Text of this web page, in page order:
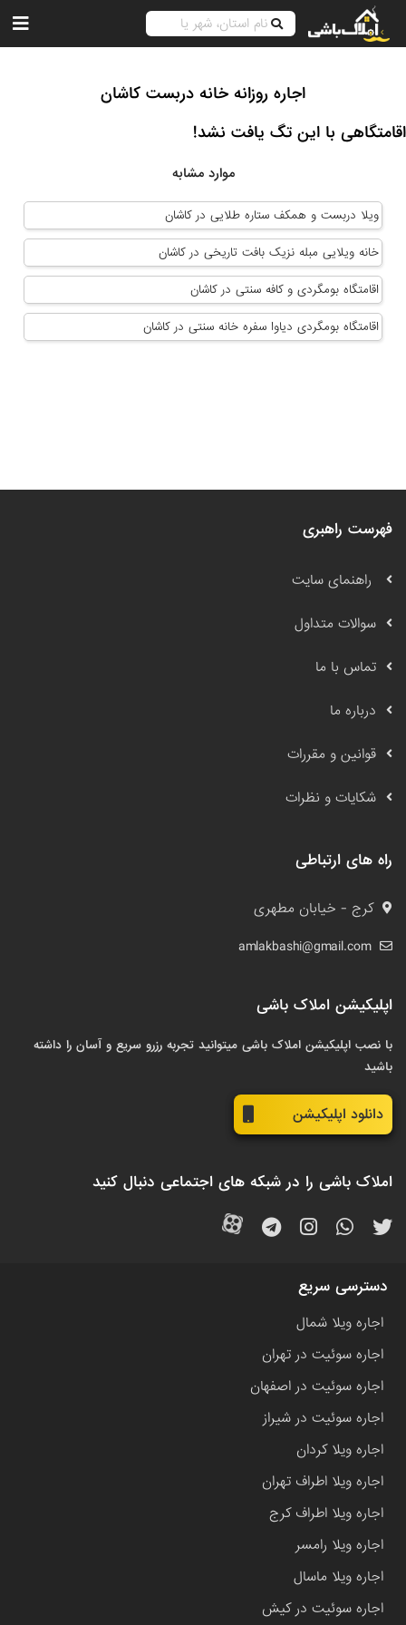
اجاره روزانه خانه دربست کاشان
اقامتگاهی با این تگ یافت نشد!
موارد مشابه
ویلا دربست و همکف ستاره طلایی در کاشان
خانه ویلایی مبله نزیک بافت تاریخی در کاشان
اقامتگاه بومگردی و کافه سنتی در کاشان
اقامتگاه بومگردی دیاوا سفره خانه سنتی در کاشان
فهرست راهبری
راهنمای سایت
سوالات متداول
تماس با ما
درباره ما
قوانین و مقررات
شکایات و نظرات
راه های ارتباطی
کرج - خیابان مطهری
amlakbashi@gmail.com
اپلیکیشن املاک باشی
با نصب اپلیکیشن املاک باشی میتوانید تجربه رزرو سریع و آسان را داشته
باشید
دانلود اپلیکیشن
املاک باشی را در شبکه های اجتماعی دنبال کنید
دسترسی سریع
اجاره ویلا شمال
اجاره سوئیت در تهران
اجاره سوئیت در اصفهان
اجاره سوئیت در شیراز
اجاره ویلا کردان
اجاره ویلا اطراف تهران
اجاره ویلا اطراف کرج
اجاره ویلا رامسر
اجاره ویلا ماسال
اجاره سوئیت در کیش